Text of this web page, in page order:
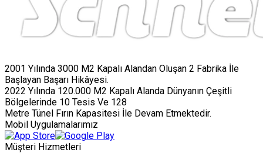
2001 Yılında 3000 M2 Kapalı Alandan Oluşan 2 Fabrika İle
Başlayan Başarı Hikâyesi.
2022 Yılında 120.000 M2 Kapalı Alanda Dünyanın Çeşitli
Bölgelerinde 10 Tesis Ve 128
Metre Tünel Fırın Kapasitesi İle Devam Etmektedir.
Mobil Uygulamalarımız
Müşteri Hizmetleri